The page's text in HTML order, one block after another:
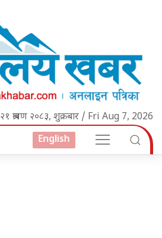
२१ श्रावण २०८३, शुक्रबार / Fri Aug 7, 2026
English